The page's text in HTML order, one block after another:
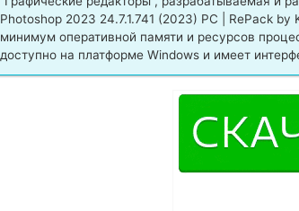
Photoshop 2023 24.7.1.741 (2023) PC | RePack
минимум оперативной памяти и ресурсов
доступно на платформе Windows и имеет